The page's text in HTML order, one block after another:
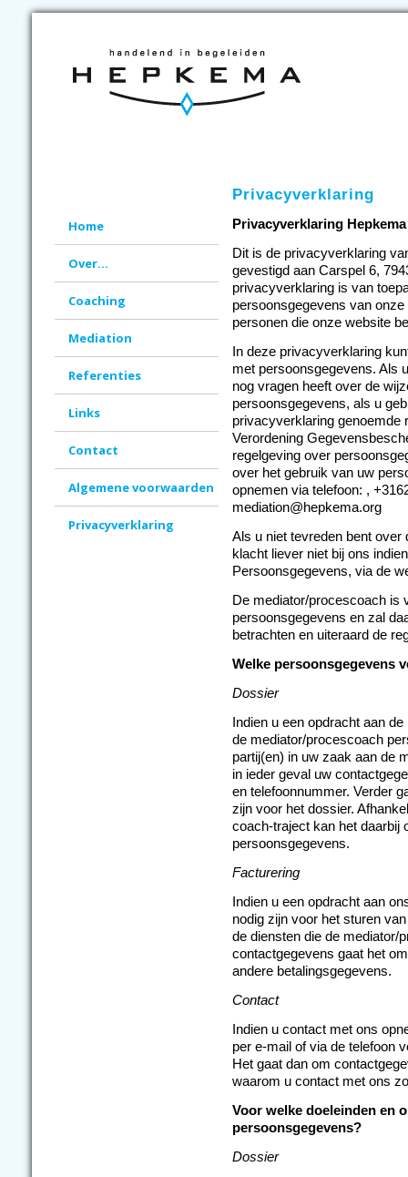
Home
Over...
Coaching
Mediation
Referenties
Links
Contact
Algemene voorwaarden
Privacyverklaring
Privacyverklaring
Privacyverklaring
Dit is de privacyverklaring
gevestigd aan Carspel 6,
privacyverklaring is van
persoonsgegevens van
personen die onze website
In deze privacyverklaring
met persoonsgegevens. Als
nog vragen heeft over de
persoonsgegevens, als u
privacyverklaring genoemde
Verordening
regelgeving over
over het gebruik van uw
opnemen via telefoon: ,
mediation@hepkema.org
Als u niet tevreden bent over
klacht liever niet bij ons
Persoonsgegevens, via de
De mediator/procescoach is
persoonsgegevens en zal
betrachten en uiteraard de
Welke persoonsgegevens
Dossier
Indien u een opdracht aan
de mediator/procescoach
partij(en) in uw zaak aan de
in ieder geval uw
en telefoonnummer. Verder
zijn voor het dossier.
coach-traject kan het daarbij
persoonsgegevens.
Facturering
Indien u een opdracht aan
nodig zijn voor het sturen
de diensten die de mediator/
contactgegevens gaat het
andere betalingsgegevens.
Contact
Indien u contact met ons
per e-mail of via de telefoon
Het gaat dan om
waarom u contact met ons
Voor welke doeleinden en
persoonsgegevens?
Dossier